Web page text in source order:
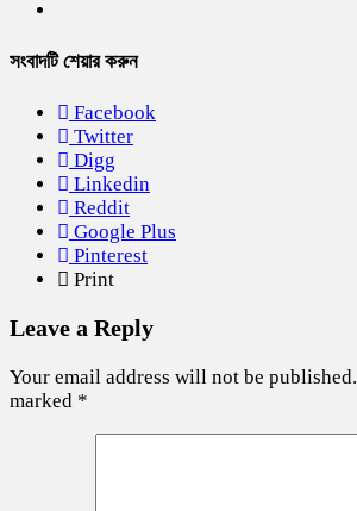
সংবাদটি শেয়ার করুন
Facebook
Twitter
Digg
Linkedin
Reddit
Google Plus
Pinterest
Print
Leave a Reply
Your email address will not be published.
marked *